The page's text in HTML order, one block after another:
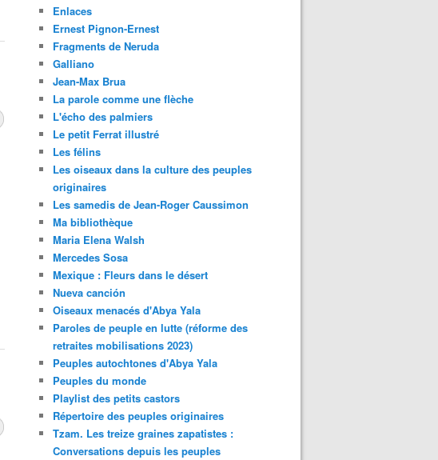
Enlaces
Ernest Pignon-Ernest
Fragments de Neruda
Galliano
Jean-Max Brua
La parole comme une flèche
L'écho des palmiers
Le petit Ferrat illustré
Les félins
Les oiseaux dans la culture des peuples
originaires
Les samedis de Jean-Roger Caussimon
Ma bibliothèque
Maria Elena Walsh
Mercedes Sosa
Mexique : Fleurs dans le désert
Nueva canción
Oiseaux menacés d'Abya Yala
Paroles de peuple en lutte (réforme des
retraites mobilisations 2023)
Peuples autochtones d'Abya Yala
Peuples du monde
Playlist des petits castors
Répertoire des peuples originaires
Tzam. Les treize graines zapatistes :
Conversations depuis les peuples